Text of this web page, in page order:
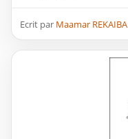
Ecrit par Maamar REKAIBA